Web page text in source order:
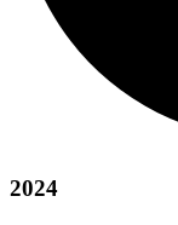
2024